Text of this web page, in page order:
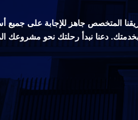
المتخصص جاهز للإجابة على
دعنا نبدأ رحلتك نحو مشروعك